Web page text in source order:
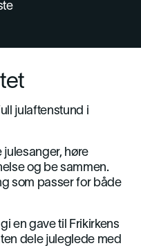
julaftenstund i
julesanger, høre
og be sammen.
som passer for både
en gave til Frikirkens
dele juleglede med